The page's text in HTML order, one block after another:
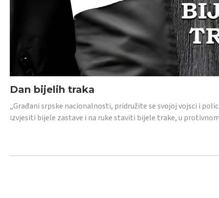
Dan bijelih traka
„Građani srpske nacionalnosti, pridružite se svojoj vojsci i
izvjesiti bijele zastave i na ruke staviti bijele trake, u